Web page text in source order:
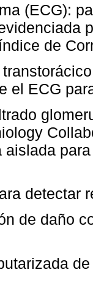
(ECG):
de
el ECG
aislada
detectar
de daño